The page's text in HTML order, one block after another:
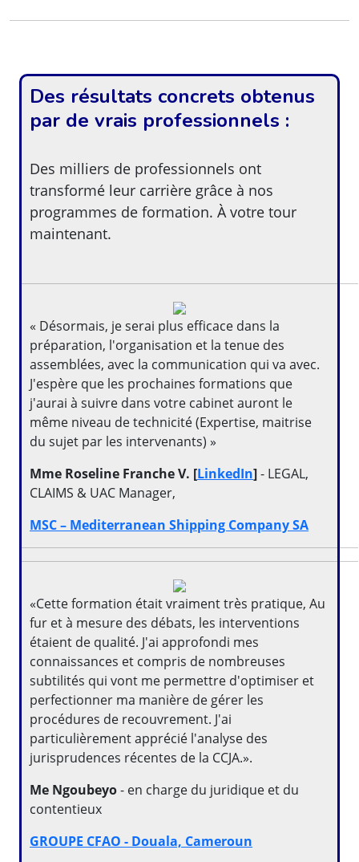
Des résultats concrets obtenus
par de vrais professionnels :
Des milliers de professionnels ont
transformé leur carrière grâce à nos
programmes de formation. À votre tour
maintenant.
« Désormais, je serai plus efficace dans la
préparation, l'organisation et la tenue des
assemblées, avec la communication qui va avec.
J'espère que les prochaines formations que
j'aurai à suivre dans votre cabinet auront le
même niveau de technicité (Expertise, maitrise
du sujet par les intervenants) »
Mme Roseline Franche V. [LinkedIn]- LEGAL,
CLAIMS & UAC Manager,
MSC – Mediterranean Shipping Company SA
«Cette formation était vraiment très pratique, Au
fur et à mesure des débats, les interventions
étaient de qualité. J'ai approfondi mes
connaissances et compris de nombreuses
subtilités qui vont me permettre d'optimiser et
perfectionner ma manière de gérer les
procédures de recouvrement. J'ai
particulièrement apprécié l'analyse des
jurisprudences récentes de la CCJA.».
Me Ngoubeyo- en charge du juridique et du
contentieux
GROUPE CFAO - Douala, Cameroun